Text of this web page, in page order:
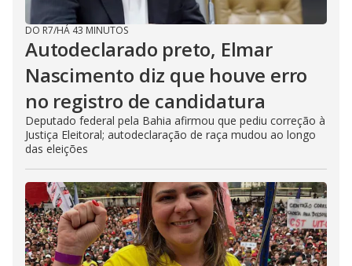
DO R7/HÁ 43 MINUTOS
Autodeclarado preto, Elmar
Nascimento diz que houve erro
no registro de candidatura
Deputado federal pela Bahia afirmou que pediu correção à
Justiça Eleitoral; autodeclaração de raça mudou ao longo
das eleições